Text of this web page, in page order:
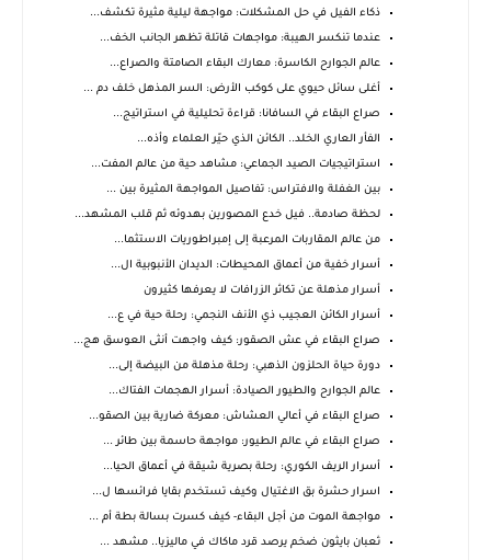
ذكاء الفيل في حل المشكلات: مواجهة ليلية مثيرة تكشف...
عندما تنكسر الهيبة: مواجهات قاتلة تظهر الجانب الخف...
عالم الجوارح الكاسرة: معارك البقاء الصامتة والصراع...
أغلى سائل حيوي على كوكب الأرض: السر المذهل خلف دم ...
صراع البقاء في السافانا: قراءة تحليلية في استراتيج...
الفأر العاري الخلد.. الكائن الذي حيّر العلماء وأذه...
استراتيجيات الصيد الجماعي: مشاهد حية من عالم المفت...
بين الغفلة والافتراس: تفاصيل المواجهة المثيرة بين ...
لحظة صادمة.. فيل خدع المصورين بهدوئه ثم قلب المشهد...
من عالم المقاربات المرعبة إلى إمبراطوريات الاستثما...
أسرار خفية من أعماق المحيطات: الديدان الأنبوبية ال...
أسرار مذهلة عن تكاثر الزرافات لا يعرفها كثيرون
أسرار الكائن العجيب ذي الأنف النجمي: رحلة حية في ع...
صراع البقاء في عش الصقور: كيف واجهت أنثى العوسق هج...
دورة حياة الحلزون الذهبي: رحلة مذهلة من البيضة إلى...
عالم الجوارح والطيور الصيادة: أسرار الهجمات الفتاك...
صراع البقاء في أعالي العشاش: معركة ضارية بين الصقو...
صراع البقاء في عالم الطيور: مواجهة حاسمة بين طائر ...
أسرار الريف الكوري: رحلة بصرية شيقة في أعماق الحيا...
اسرار حشرة بق الاغتيال وكيف تستخدم بقايا فرائسها ل...
مواجهة الموت من أجل البقاء- كيف كسرت بسالة بطة أم ...
ثعبان بايثون ضخم يرصد قرد ماكاك في ماليزيا.. مشهد ...